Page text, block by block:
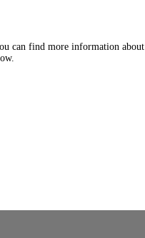
can find more information about